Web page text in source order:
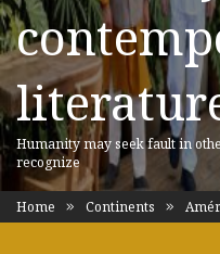
Humanity may seek fault in
recognize
Home Continents